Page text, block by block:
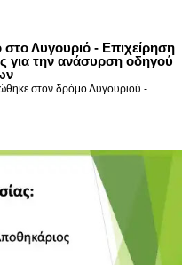
στο Λυγουριό - Επιχείρηση
για την ανάσυρση οδηγού
στον δρόμο Λυγουριού -